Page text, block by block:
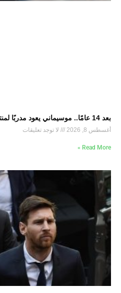
بعد 14 عامًا.. موسيماني يعود مدربًا لمنتخب جنوب أفريقيا
أغسطس 8, 2026 لا توجد تعليقات
Read More »